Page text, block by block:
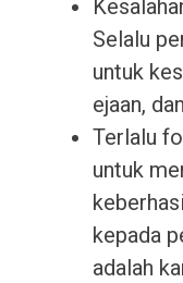
Selalu
untuk
ejaan,
Terlalu
untuk
kepada
adalah